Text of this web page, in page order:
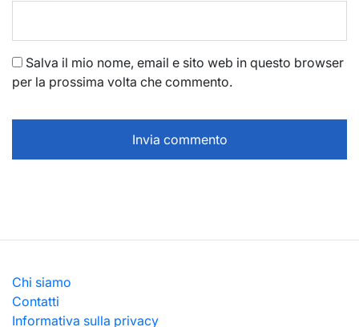
Salva il mio nome, email e sito web in questo browser
per la prossima volta che commento.
Chi siamo
Contatti
Informativa sulla privacy